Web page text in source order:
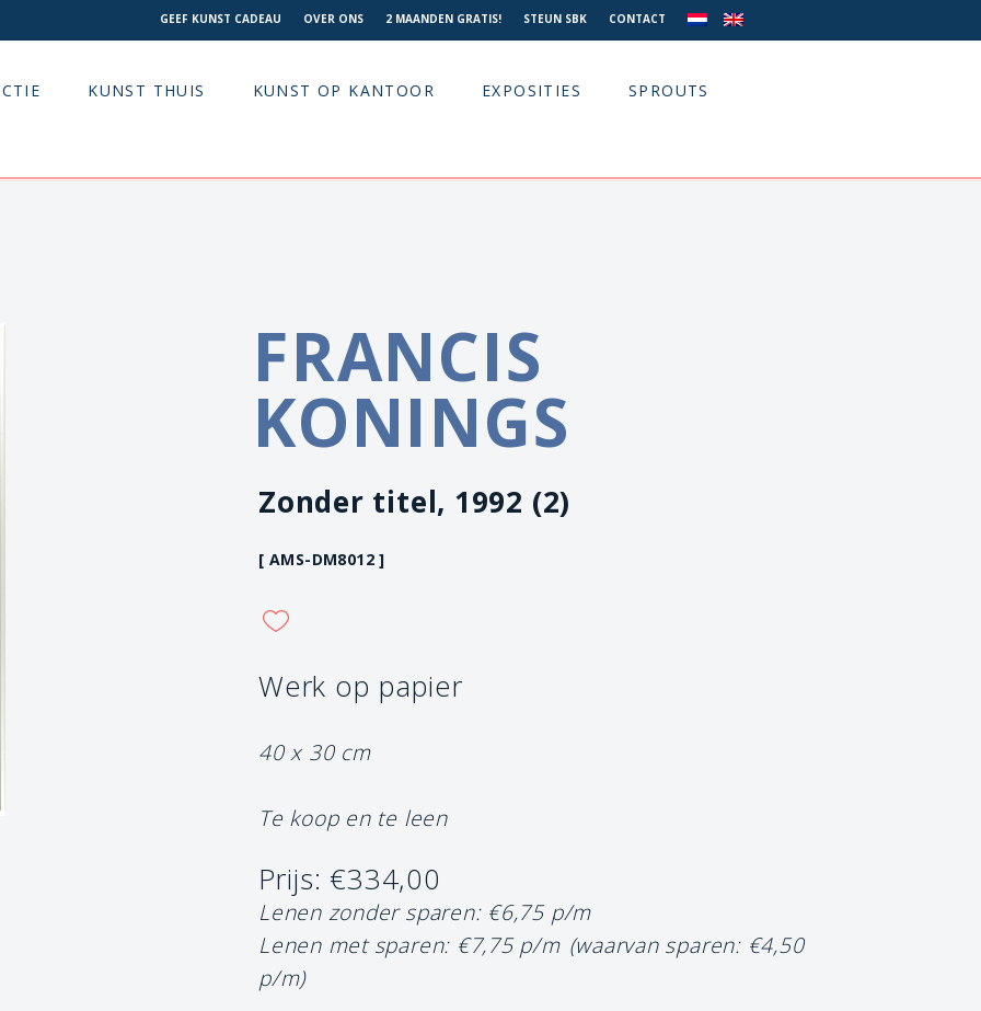
GEEF KUNST CADEAU OVER ONS 2 MAANDEN GRATIS! STEUN SBK CONTACT
KUNST THUIS KUNST OP KANTOOR EXPOSITIES SPROUTS
FRANCIS
KONINGS
Zonder titel, 1992 (2)
[ AMS-DM8012 ]
Werk op papier
40 x 30 cm
Te koop en te leen
Prijs: €334,00
Lenen zonder sparen: €6,75 p/m
Lenen met sparen: €7,75 p/m (waarvan sparen: €4,50
p/m)